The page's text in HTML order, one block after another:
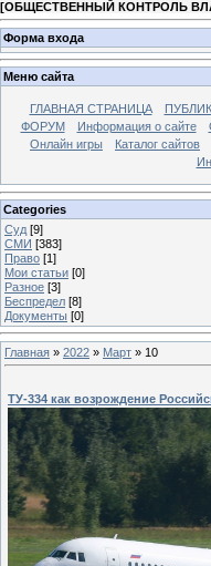
[ОБЩЕСТВЕННЫЙ КОНТРОЛЬ
Форма входа
Меню сайта
ГЛАВНАЯ СТРАНИЦА
ФОРУМ
Информация о сайте
Онлайн игры
Каталог сайтов
Categories
Суд [9]
СМИ [383]
Право [1]
Мои статьи [0]
Разное [3]
Беспредел [8]
Документы [0]
Главная » 2022 » Март » 10
ТУ-334 как возрождение